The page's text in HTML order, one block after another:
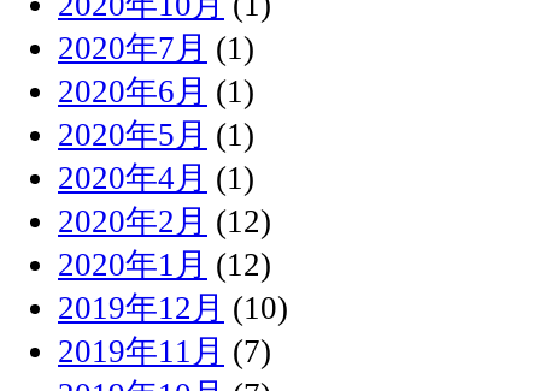
2020年7月 (1)
2020年6月 (1)
2020年5月 (1)
2020年4月 (1)
2020年2月 (12)
2020年1月 (12)
2019年12月 (10)
2019年11月 (7)